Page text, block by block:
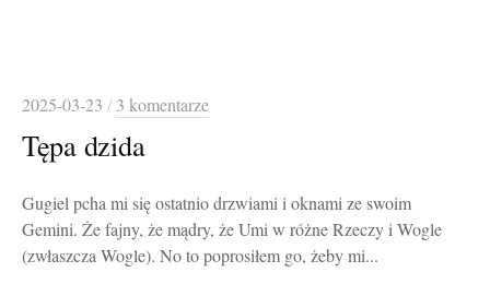
2025-03-23 / 3 komentarze
Tępa dzida
Gugiel pcha mi się ostatnio drzwiami i oknami ze swoim
Gemini. Że fajny, że mądry, że Umi w różne Rzeczy i Wogle
(zwłaszcza Wogle). No to poprosiłem go, żeby mi...